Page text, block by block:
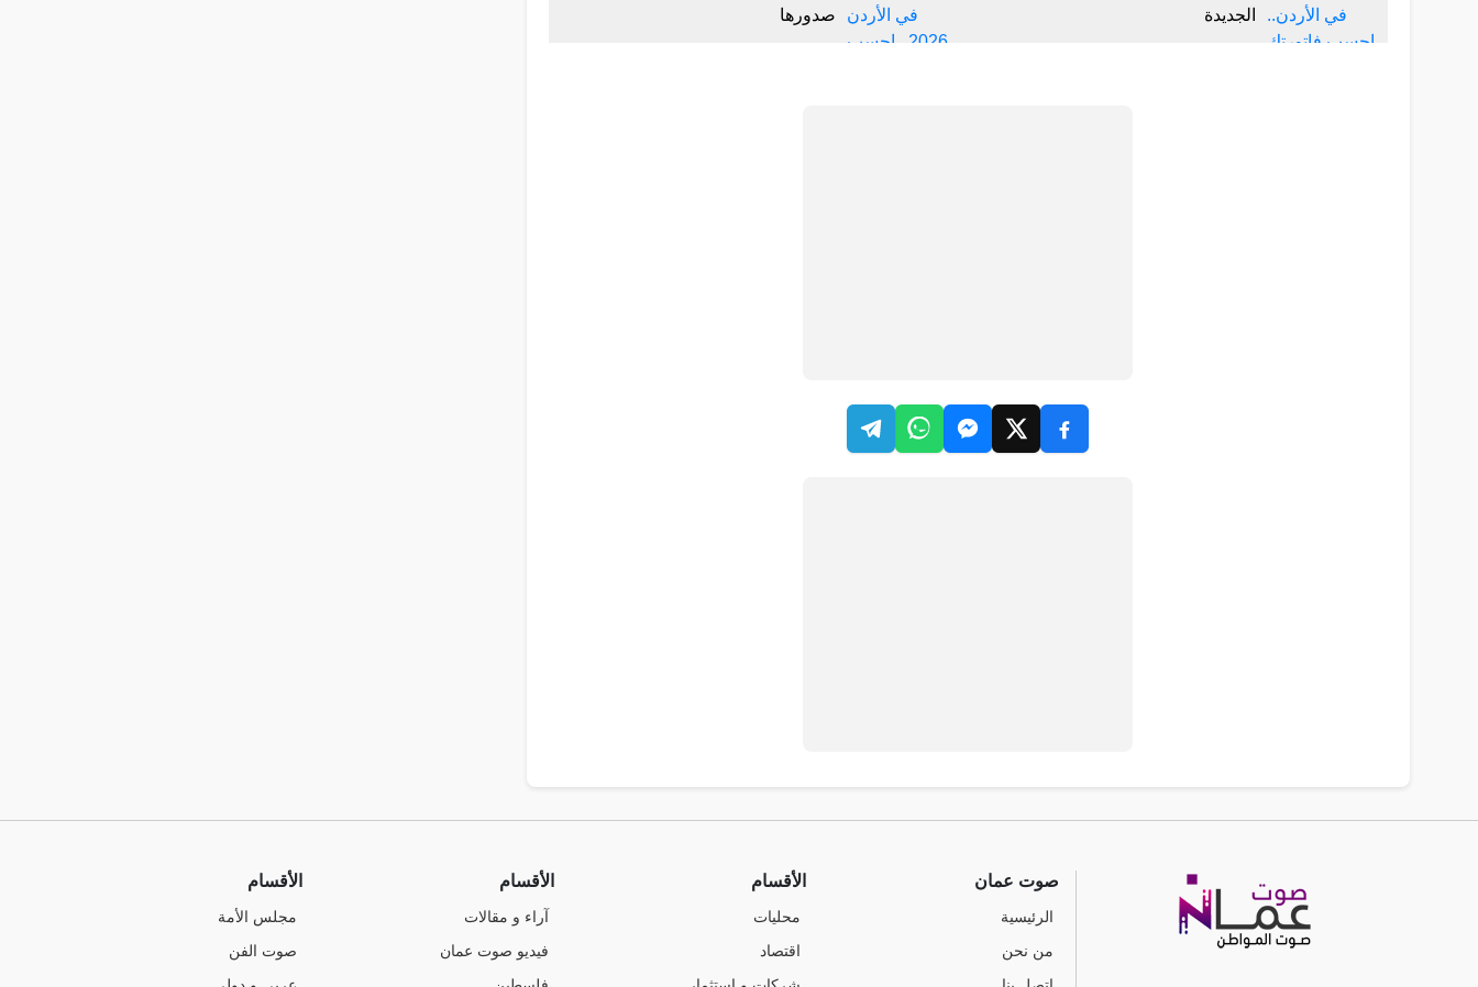
الجديدة
صدورها
صوت عمان
الرئيسية
من نحن
الأقسام
محليات
اقتصاد
الأقسام
آراء و مقالات
فيديو صوت عمان
الأقسام
مجلس الأمة
صوت الفن